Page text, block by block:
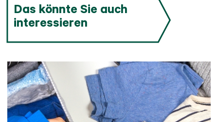
Das könnte Sie auch
interessieren